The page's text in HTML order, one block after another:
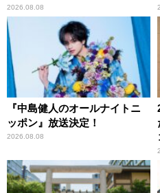
とてもワクワクしておりま
す！」
2026.08.08
『中島健人のオールナイトニ
ッポン』放送決定！
2026.08.08